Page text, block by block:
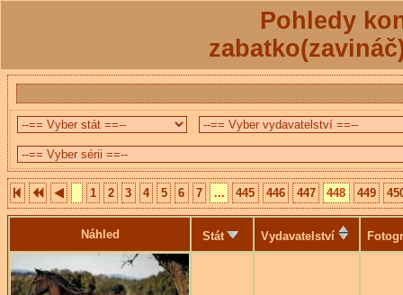
Pohledy
1 2 3 4 5 6 7 ... 445 446 447 448 449
Náhled Stát Vydavatelství